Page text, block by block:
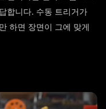
합니다. 수동 트리거가
하면 장면이 그에 맞게